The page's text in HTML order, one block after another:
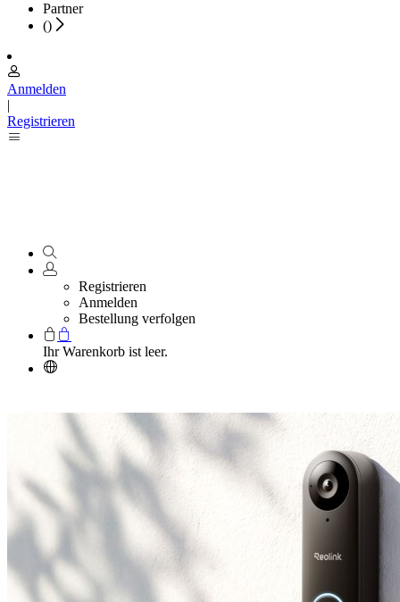
Partner
()
Anmelden
|
Registrieren
Registrieren
Anmelden
Bestellung verfolgen
Ihr Warenkorb ist leer.